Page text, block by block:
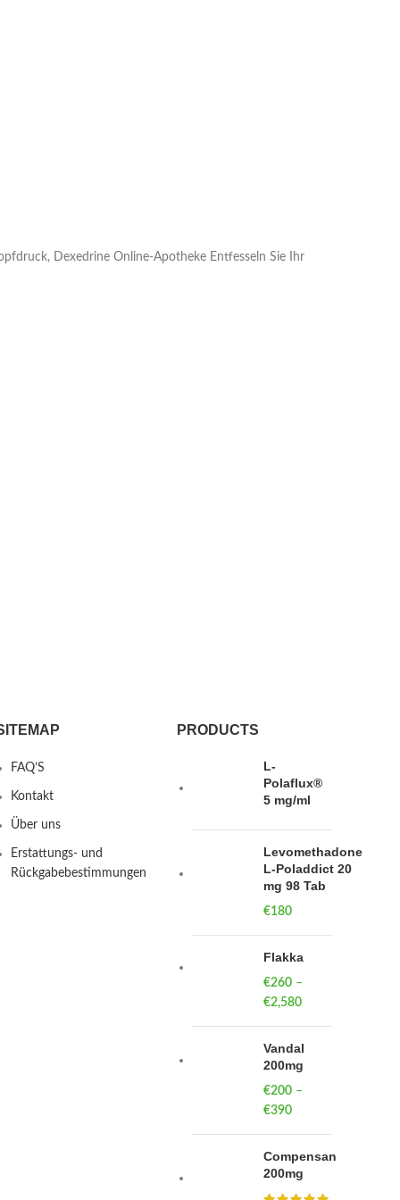
Dexedrine Online-Apotheke Entfesseln Sie Ihr
FAQ’S
Kontakt
Über uns
Erstattungs- und
Rückgabebestimmungen
PRODUCTS
L-
Polaflux®
5 mg/ml
Levomethadone
L-Poladdict 20
mg 98 Tab
€180
Flakka
€260 –
€2,580
€260
through
Vandal
200mg
€200 –
€390
through
Compensan
200mg